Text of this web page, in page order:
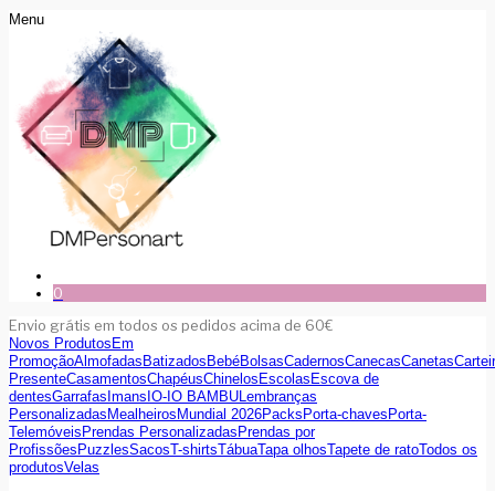
Menu
0
Envio grátis em todos os pedidos acima de 60€
Novos ProdutosEm
PromoçãoAlmofadasBatizadosBebéBolsasCadernosCanecasCanetas
PresenteCasamentosChapéusChinelosEscolasEscova de
dentesGarrafasImansIO-IO BAMBULembranças
PersonalizadasMealheirosMundial 2026PacksPorta-chavesPorta-
TelemóveisPrendas PersonalizadasPrendas por
ProfissõesPuzzlesSacosT-shirtsTábuaTapa olhosTapete de ratoTodos os
produtosVelas